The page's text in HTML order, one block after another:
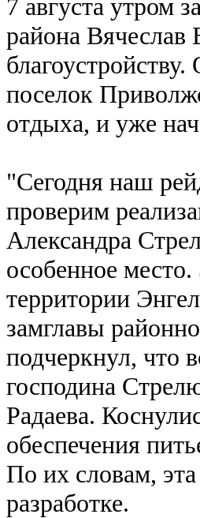
7 августа утром
района Вячеслав
поселок
отдыха, и уже
"Сегодня наш
проверим
Александра
особенное
территории
замглавы
подчеркнул, что
господина
Радаева.
обеспечения
По их словам,
разработке.